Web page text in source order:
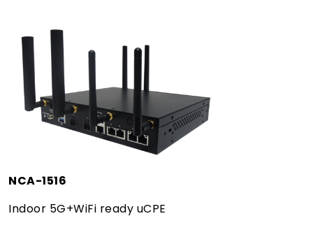
NCA-1516
Indoor 5G+WiFi ready uCPE